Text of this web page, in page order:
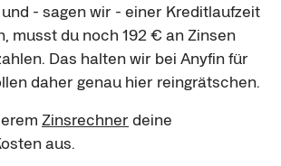
- sagen wir - einer Kreditlaufzeit
musst du noch 192 € an Zinsen
Das halten wir bei Anyfin für
daher genau hier reingrätschen.
Zinsrechner deine
aus.